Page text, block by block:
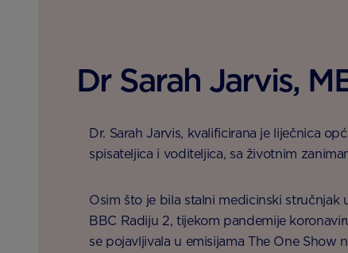
Dr Sarah Jarvis,
Dr. Sarah Jarvis, kvalificirana je liječnica
spisateljica i voditeljica, sa životnim
Osim što je bila stalni medicinski stručnjak
BBC Radiju 2, tijekom pandemije
se pojavljivala u emisijama The One Show